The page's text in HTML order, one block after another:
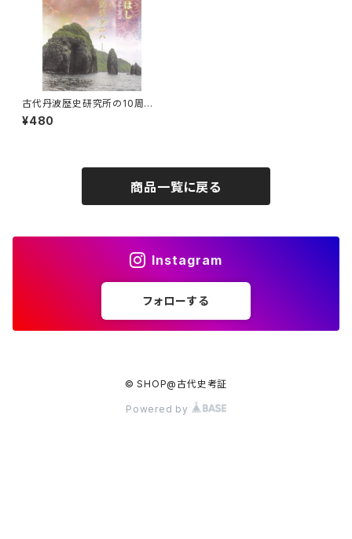
古代丹波歴史研究所の10周年
記念誌「天のかけはし」
¥480
商品一覧に戻る
Instagram
フォローする
© SHOP@古代史考証
Powered by